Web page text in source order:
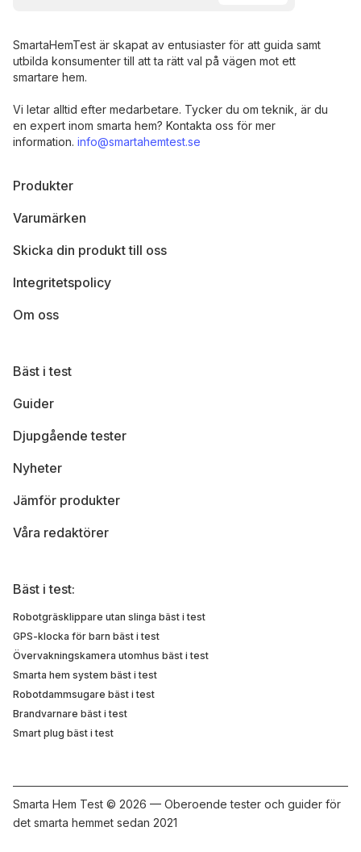
Bäst i test
Guider
Djupgående tester
Nyheter
Jämför produkter
Våra redaktörer
Produkter
Varumärken
Skicka din produkt till oss
Integritetspolicy
Om oss
SmartaHemTest är skapat av entusiaster för att guida samt
utbilda konsumenter till att ta rätt val på vägen mot ett
smartare hem.
Vi letar alltid efter medarbetare. Tycker du om teknik, är du
en expert inom smarta hem? Kontakta oss för mer
information. info@smartahemtest.se
Bäst i test:
Robotgräsklippare utan slinga bäst i test
GPS-klocka för barn bäst i test
Övervakningskamera utomhus bäst i test
Smarta hem system bäst i test
Robotdammsugare bäst i test
Brandvarnare bäst i test
Smart plug bäst i test
Smarta Hem Test © 2026 — Oberoende tester och guider för
det smarta hemmet sedan 2021